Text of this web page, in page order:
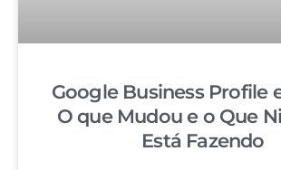
Google Business Profile
O que Mudou e o Que
Está Fazendo